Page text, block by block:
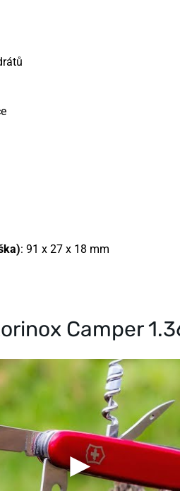
: 91 x 27 x 18 mm
Camper